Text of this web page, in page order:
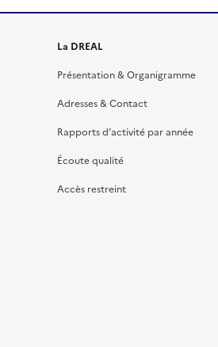
La DREAL
Présentation & Organigramme
Adresses & Contact
Rapports d’activité par année
Écoute qualité
Accès restreint